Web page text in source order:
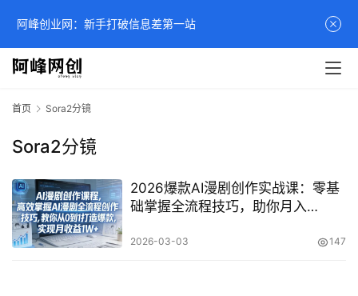
首页 Sora2分镜
Sora2分镜
2026爆款AI漫剧创作实战课：零基
础掌握全流程技巧，助你月入
2026-03-03 147
阿峰创业网：新手打破信息差第一站